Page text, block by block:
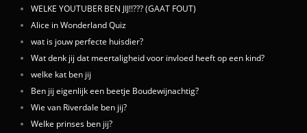
WELKE YOUTUBER BEN JIJ!!??? (GAAT FOUT)
Alice in Wonderland Quiz
wat is jouw perfecte huisdier?
Wat denk jij dat meertaligheid voor invloed heeft op een kind?
welke kat ben jij
Ben jij eigenlijk een beetje Boudewijnachtig?
Wie van Riverdale ben jij?
Welke prinses ben jij?